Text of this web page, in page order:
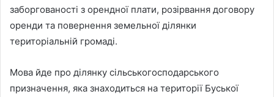
заборгованості з орендної плати, розірвання договору
оренди та повернення земельної ділянки
територіальній громаді.
Мова йде про ділянку сільськогосподарського
призначення, яка знаходиться на території Буської